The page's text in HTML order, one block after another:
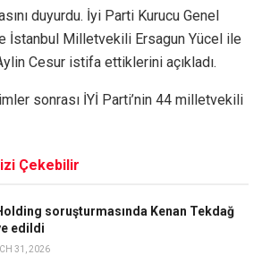
duyurdu. İyi Parti Kurucu Genel
İstanbul Milletvekili Ersagun Yücel ile
Cesur istifa ettiklerini açıkladı.
sonrası İYİ Parti’nin 44 milletvekili
Çekebilir
soruşturmasında Kenan Tekdağ
edildi
31, 2026